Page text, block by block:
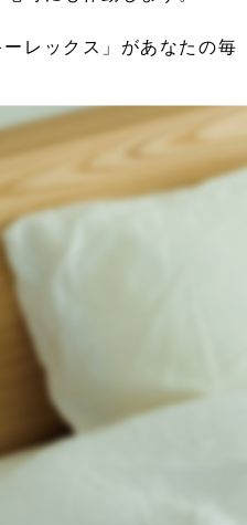
レックス」があなたの毎